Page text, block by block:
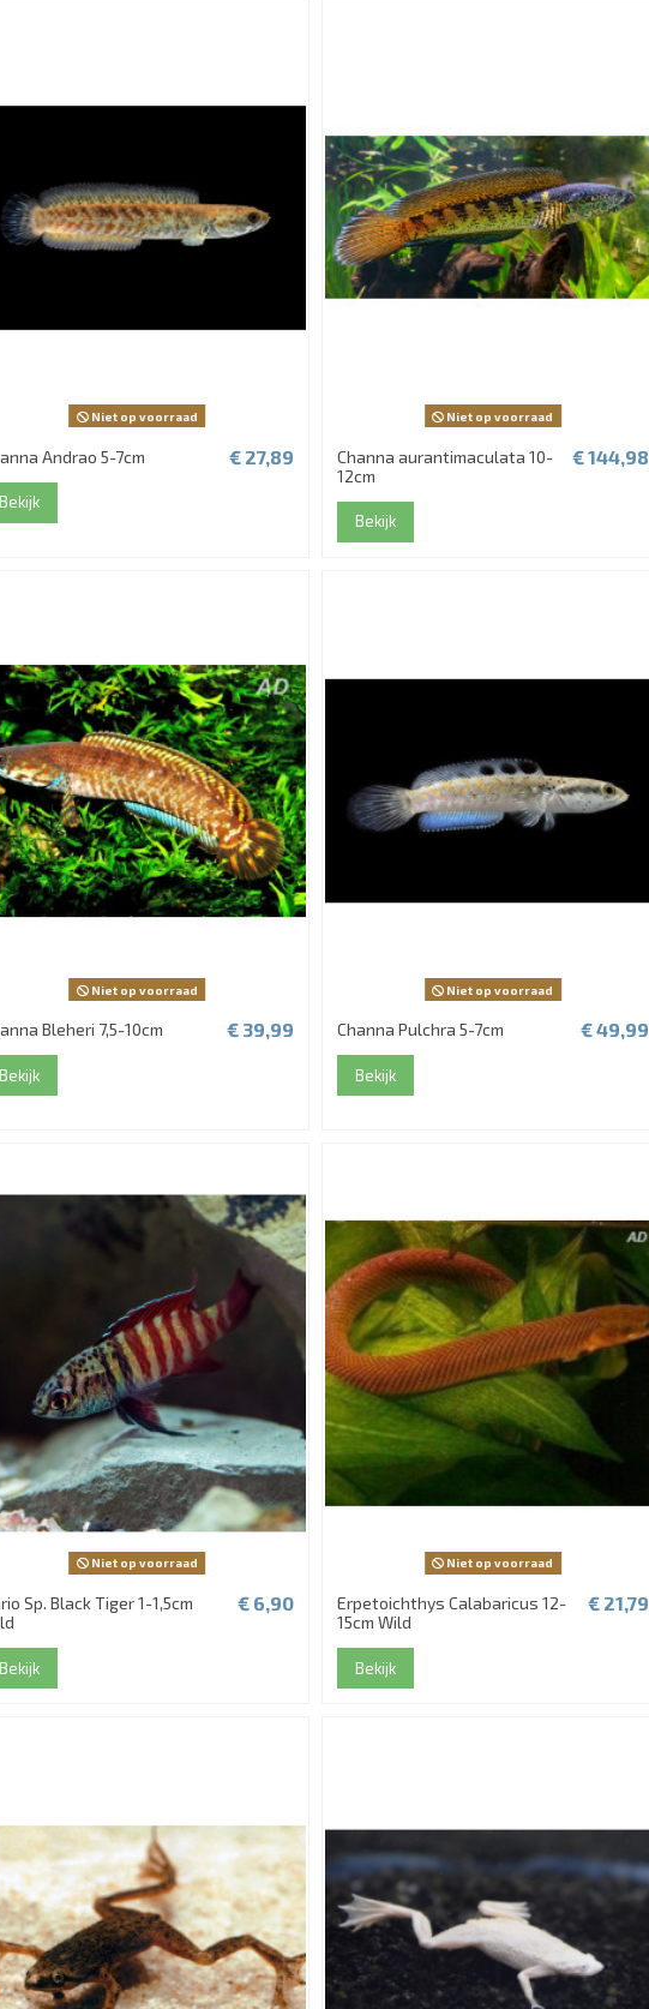
Niet op voorraad
Andrao 5-7cm € 27,89
Bekijk
Niet op voorraad
Channa aurantimaculata 10-
12cm
€ 144,98
Bekijk
Niet op voorraad
Bleheri 7,5-10cm € 39,99
Bekijk
Niet op voorraad
Channa Pulchra 5-7cm € 49,99
Bekijk
Niet op voorraad
Sp. Black Tiger 1-1,5cm
€ 6,90
Bekijk
Niet op voorraad
Erpetoichthys Calabaricus 12-
15cm Wild
€ 21,79
Bekijk